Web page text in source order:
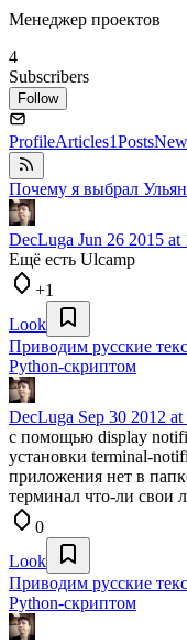
Менеджер проектов
4
Subscribers
Follow
ProfileArticles1Posts
Почему я выбрал
DecLuga Jun 26 2015 at
Ещё есть Ulcamp
+1
Look
Приводим русские
Python-скриптом
DecLuga Sep 30 2012
с помощью display
установки terminal-
приложения нет в
терминал что-ли свои
0
Look
Приводим русские
Python-скриптом